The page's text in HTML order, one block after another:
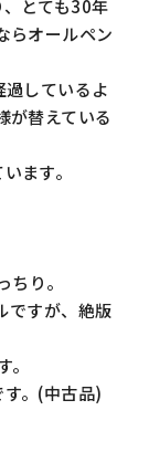
とても30年
らオールペン
しているよ
が替えている
ます。
り。
ですが、絶版
。(中古品)